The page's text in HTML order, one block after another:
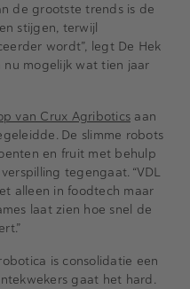
de grootste trends is de
stijgen, terwijl
wordt”, legt De Hek
nu mogelijk wat tien jaar
van Crux Agribotics aan
De slimme robots
en fruit met behulp
tegengaat. “VDL
alleen in foodtech maar
laat zien hoe snel de
is consolidatie een
gaat het hard.